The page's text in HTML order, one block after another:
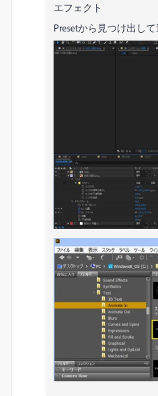
エフェクト
Presetから見つけ出し